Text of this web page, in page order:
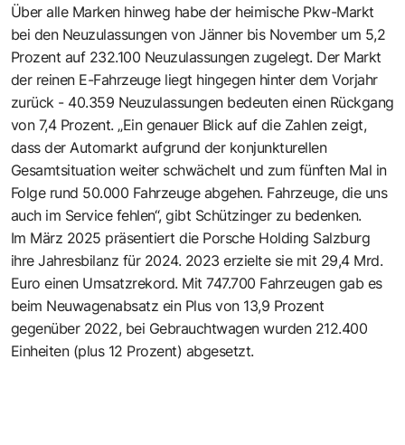
Über alle Marken hinweg habe der heimische Pkw-Markt
bei den Neuzulassungen von Jänner bis November um 5,2
Prozent auf 232.100 Neuzulassungen zugelegt. Der Markt
der reinen E-Fahrzeuge liegt hingegen hinter dem Vorjahr
zurück - 40.359 Neuzulassungen bedeuten einen Rückgang
von 7,4 Prozent. „Ein genauer Blick auf die Zahlen zeigt,
dass der Automarkt aufgrund der konjunkturellen
Gesamtsituation weiter schwächelt und zum fünften Mal in
Folge rund 50.000 Fahrzeuge abgehen. Fahrzeuge, die uns
auch im Service fehlen“, gibt Schützinger zu bedenken.
Im März 2025 präsentiert die Porsche Holding Salzburg
ihre Jahresbilanz für 2024. 2023 erzielte sie mit 29,4 Mrd.
Euro einen Umsatzrekord. Mit 747.700 Fahrzeugen gab es
beim Neuwagenabsatz ein Plus von 13,9 Prozent
gegenüber 2022, bei Gebrauchtwagen wurden 212.400
Einheiten (plus 12 Prozent) abgesetzt.